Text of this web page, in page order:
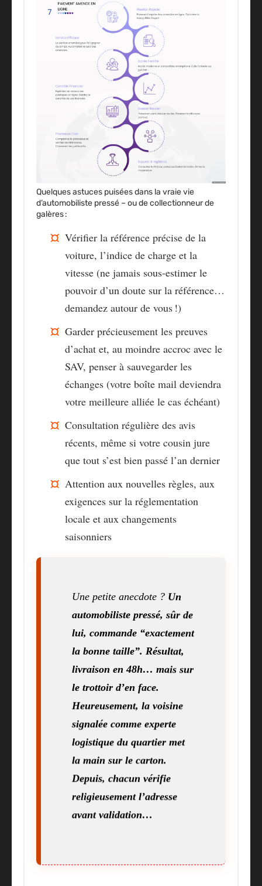
Quelques astuces puisées dans la vraie vie
d’automobiliste pressé – ou de collectionneur de
galères :
Vérifier la référence précise de la
voiture, l’indice de charge et la
vitesse (ne jamais sous-estimer le
pouvoir d’un doute sur la référence…
demandez autour de vous !)
Garder précieusement les preuves
d’achat et, au moindre accroc avec le
SAV, penser à sauvegarder les
échanges (votre boîte mail deviendra
votre meilleure alliée le cas échéant)
Consultation régulière des avis
récents, même si votre cousin jure
que tout s’est bien passé l’an dernier
Attention aux nouvelles règles, aux
exigences sur la réglementation
locale et aux changements
saisonniers
Une petite anecdote ? Un
automobiliste pressé, sûr de
lui, commande “exactement
la bonne taille”. Résultat,
livraison en 48h… mais sur
le trottoir d’en face.
Heureusement, la voisine
signalée comme experte
logistique du quartier met
la main sur le carton.
Depuis, chacun vérifie
religieusement l’adresse
avant validation…